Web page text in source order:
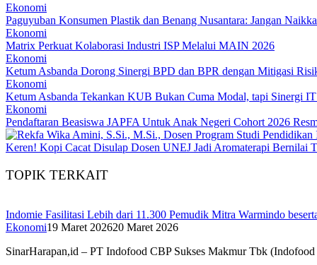
Ekonomi
Paguyuban Konsumen Plastik dan Benang Nusantara: Jangan
Ekonomi
Matrix Perkuat Kolaborasi Industri ISP Melalui MAIN 2026
Ekonomi
Ketum Asbanda Dorong Sinergi BPD dan BPR dengan Mitigasi
Ekonomi
Ketum Asbanda Tekankan KUB Bukan Cuma Modal, tapi Sinergi
Ekonomi
Pendaftaran Beasiswa JAPFA Untuk Anak Negeri Cohort 2026
Keren! Kopi Cacat Disulap Dosen UNEJ Jadi Aromaterapi Bernilai
TOPIK TERKAIT
Indomie Fasilitasi Lebih dari 11.300 Pemudik Mitra Warmindo
Ekonomi19 Maret 202620 Maret 2026
SinarHarapan,id – PT Indofood CBP Sukses Makmur Tbk